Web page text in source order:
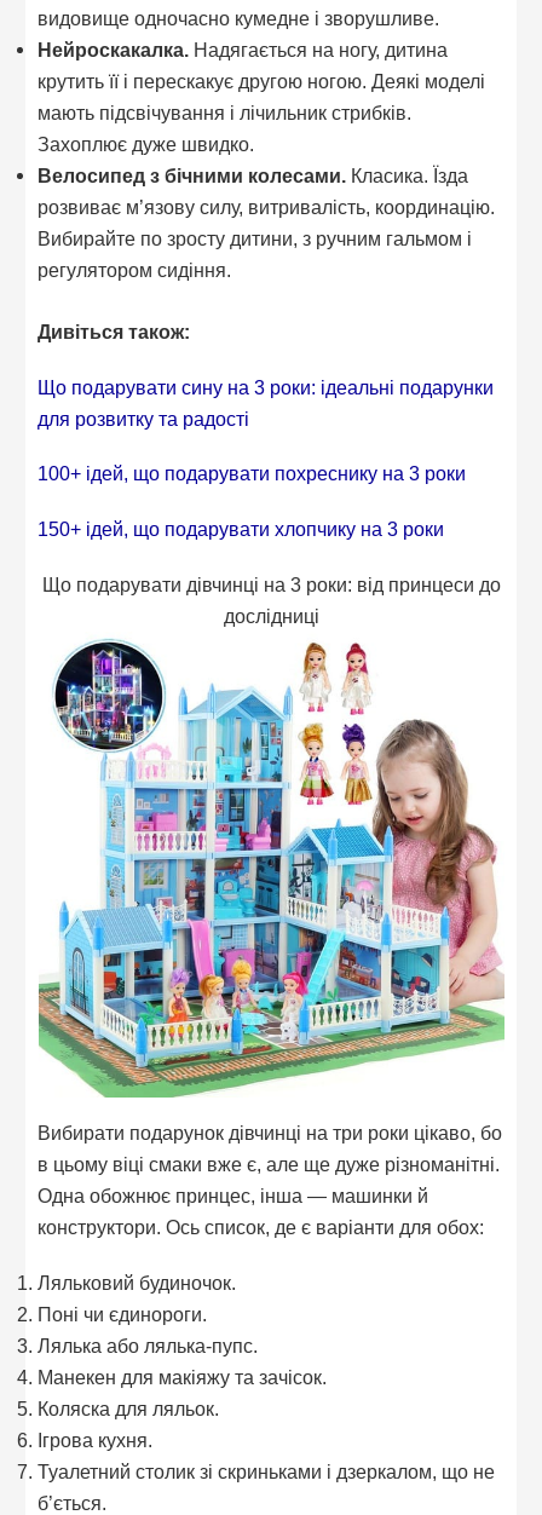
видовище одночасно кумедне і зворушливе.
Нейроскакалка. Надягається на ногу, дитина
крутить її і перескакує другою ногою. Деякі моделі
мають підсвічування і лічильник стрибків.
Захоплює дуже швидко.
Велосипед з бічними колесами. Класика. Їзда
розвиває м’язову силу, витривалість, координацію.
Вибирайте по зросту дитини, з ручним гальмом і
регулятором сидіння.
Дивіться також:
Що подарувати сину на 3 роки: ідеальні подарунки
для розвитку та радості
100+ ідей, що подарувати похреснику на 3 роки
150+ ідей, що подарувати хлопчику на 3 роки
Що подарувати дівчинці на 3 роки: від принцеси до
дослідниці
Вибирати подарунок дівчинці на три роки цікаво, бо
в цьому віці смаки вже є, але ще дуже різноманітні.
Одна обожнює принцес, інша — машинки й
конструктори. Ось список, де є варіанти для обох:
Ляльковий будиночок.
Поні чи єдинороги.
Лялька або лялька-пупс.
Манекен для макіяжу та зачісок.
Коляска для ляльок.
Ігрова кухня.
Туалетний столик зі скриньками і дзеркалом, що не
б’ється.